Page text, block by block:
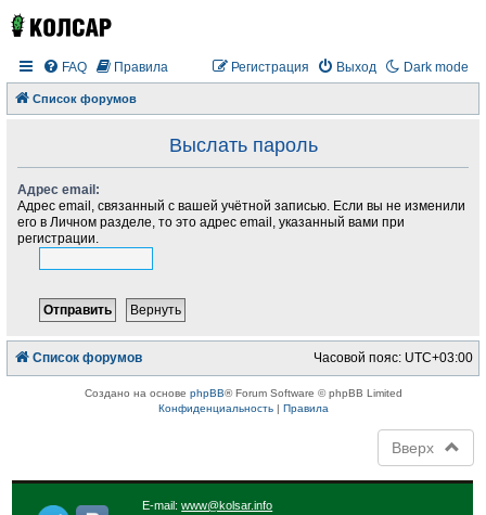
Dark mode
FAQ Правила Выход
Регистрация
Список форумов
Выслать пароль
Адрес email:
Адрес email, связанный с вашей учётной записью. Если вы не изменили
его в Личном разделе, то это адрес email, указанный вами при
регистрации.
Список форумов Часовой пояс: UTC+03:00
Создано на основе phpBB® Forum Software © phpBB Limited
Конфиденциальность| Правила
Вверх
E-mail:www@kolsar.info